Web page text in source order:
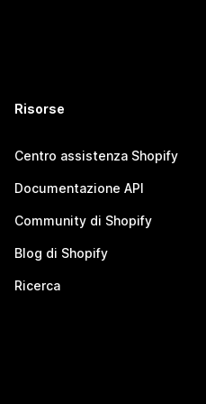
Risorse
Centro assistenza Shopify
Documentazione API
Community di Shopify
Blog di Shopify
Ricerca